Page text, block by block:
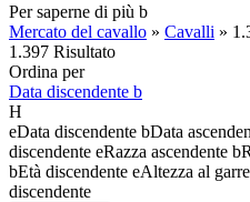
Per saperne di più b
Mercato del cavallo » Cavalli »
1.397 Risultato
Ordina per
Data discendente b
H
eData discendente bData
discendente eRazza ascendente b
bEtà discendente eAltezza al
discendente